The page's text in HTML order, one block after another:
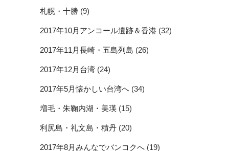
札幌・十勝 (9)
2017年10月アンコール遺跡＆香港 (32)
2017年11月長崎・五島列島 (26)
2017年12月台湾 (24)
2017年5月懐かしい台湾へ (34)
増毛・朱鞠内湖・美瑛 (15)
利尻島・礼文島・積丹 (20)
2017年8月みんなでバンコクへ (19)